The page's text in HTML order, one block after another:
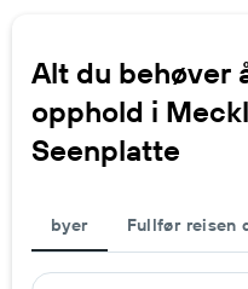
Alt du behøver
opphold i
Seenplatte
byer Fullfør reisen